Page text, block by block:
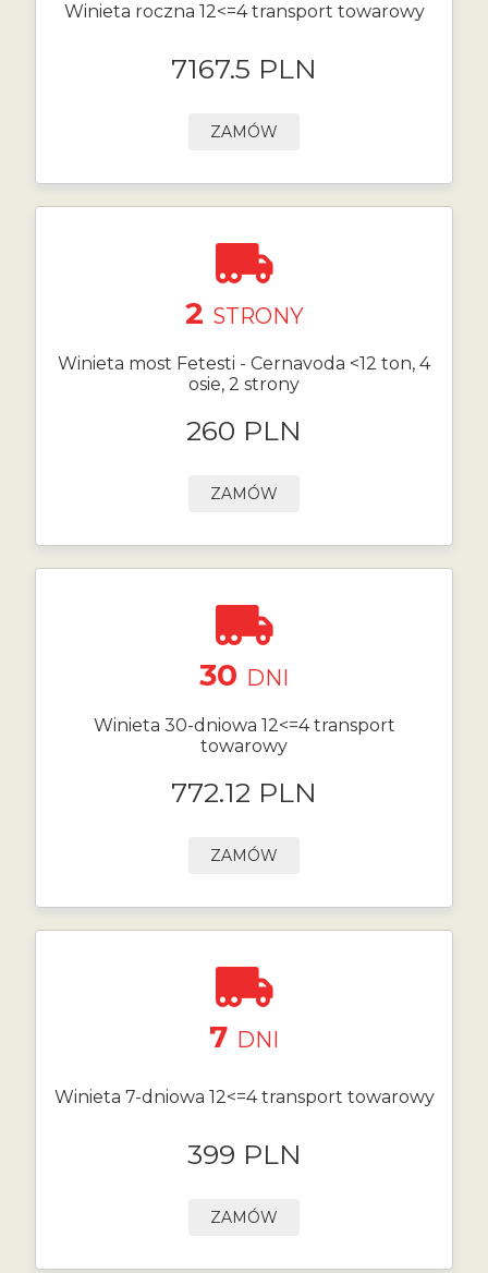
Winieta roczna 12<=4 transport towarowy
7167.5 PLN
ZAMÓW
2 STRONY
Winieta most Fetesti - Cernavoda <12 ton, 4
osie, 2 strony
260 PLN
ZAMÓW
30 DNI
Winieta 30-dniowa 12<=4 transport
towarowy
772.12 PLN
ZAMÓW
7 DNI
Winieta 7-dniowa 12<=4 transport towarowy
399 PLN
ZAMÓW